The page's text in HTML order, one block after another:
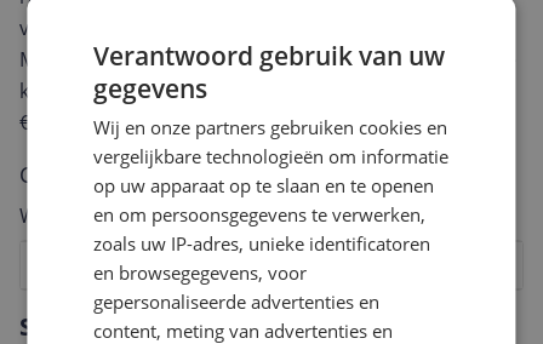
Specificaties
van een review gemiddeld tussen de 3 en 10 minuten.
Met jouw mening help je andere bezoekers een betere
keuze te maken én maak je iedere maand kans op
€250,-!
Klik hier voor de actievoorwaarden.
Cijfer
Welk cijfer geef jij dit product?
6
5
4
3
2
Vraag 1 van 4
Verantwoord gebruik van uw
gegevens
Wij en onze partners gebruiken cookies en
vergelijkbare technologieën om informatie
op uw apparaat op te slaan en te openen
en om persoonsgegevens te verwerken,
zoals uw IP-adres, unieke identificatoren
en browsegegevens, voor
gepersonaliseerde advertenties en
content, meting van advertenties en